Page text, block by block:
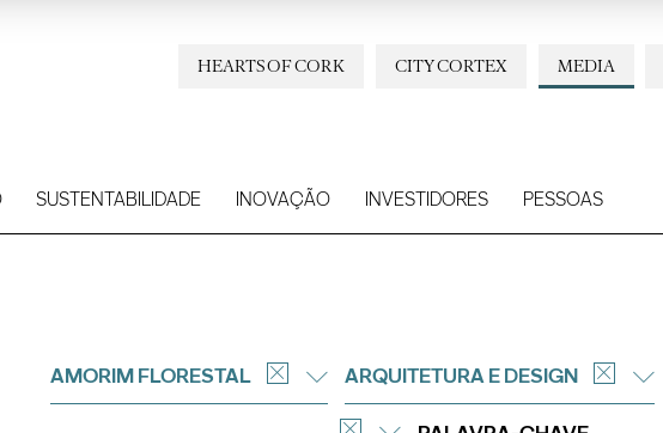
MEDIA
CITY CORTEX
HEARTS OF CORK
SUSTENTABILIDADE INOVAÇÃO INVESTIDORES PESSOAS
AMORIM FLORESTAL ARQUITETURA E DESIGN